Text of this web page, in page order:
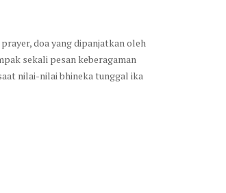
doa yang dipanjatkan oleh
sekali pesan keberagaman
nilai-nilai bhineka tunggal ika